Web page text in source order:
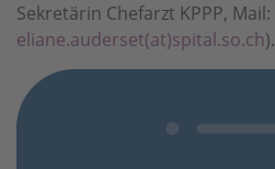
Sekretärin Chefarzt KPPP, Mail:
eliane.auderset(at)spital.so.ch).